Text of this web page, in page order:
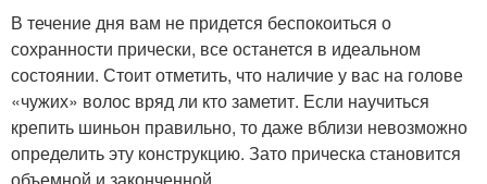
В течение дня вам не придется беспокоиться о
сохранности прически, все останется в идеальном
состоянии. Стоит отметить, что наличие у вас на голове
«чужих» волос вряд ли кто заметит. Если научиться
крепить шиньон правильно, то даже вблизи невозможно
определить эту конструкцию. Зато прическа становится